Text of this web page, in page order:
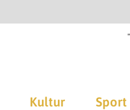
Kultur Sport